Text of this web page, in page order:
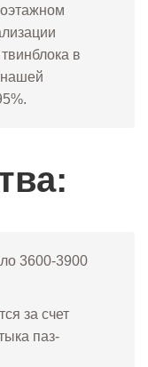
в
3600-3900
за счет
паз-